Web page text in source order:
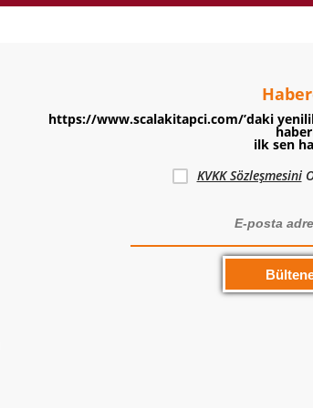
https://www.scalakitapci.com/’daki
ilk sen
KVKK Sözleşmesini